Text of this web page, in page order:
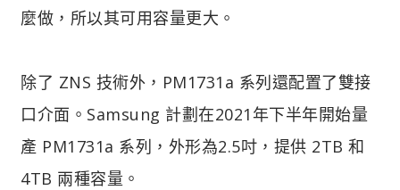
麼做，所以其可用容量更大。
除了 ZNS 技術外，PM1731a 系列還配置了雙接
口介面。Samsung 計劃在2021年下半年開始量
產 PM1731a 系列，外形為2.5吋，提供 2TB 和
4TB 兩種容量。